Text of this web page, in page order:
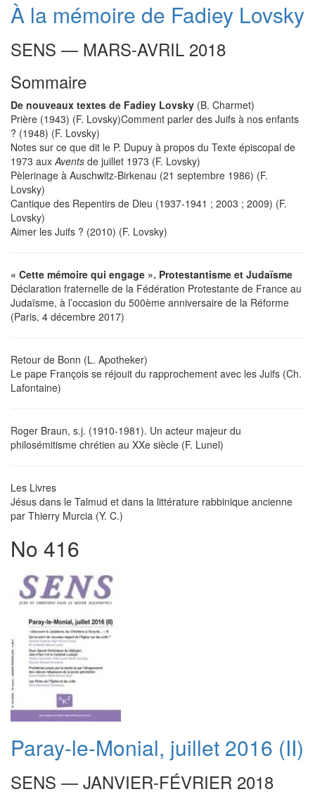
À la mémoire de Fadiey Lovsky
SENS — MARS-AVRIL 2018
Sommaire
De nouveaux textes de Fadiey Lovsky (B. Charmet)
Prière (1943) (F. Lovsky)Comment parler des Juifs à nos enfants
? (1948) (F. Lovsky)
Notes sur ce que dit le P. Dupuy à propos du Texte épiscopal de
1973 auxAvents de juillet 1973 (F. Lovsky)
Pèlerinage à Auschwitz-Birkenau (21 septembre 1986) (F.
Lovsky)
Cantique des Repentirs de Dieu (1937-1941 ; 2003 ; 2009) (F.
Lovsky)
Aimer les Juifs ? (2010) (F. Lovsky)
« Cette mémoire qui engage ». Protestantisme et Judaïsme
Déclaration fraternelle de la Fédération Protestante de France au
Judaïsme, à l’occasion du 500ème anniversaire de la Réforme
(Paris, 4 décembre 2017)
Retour de Bonn (L. Apotheker)
Le pape François se réjouit du rapprochement avec les Juifs (Ch.
Lafontaine)
Roger Braun, s.j. (1910-1981). Un acteur majeur du
philosémitisme chrétien au XXe siècle (F. Lunel)
Les Livres
Jésus dans le Talmud et dans la littérature rabbinique ancienne
par Thierry Murcia (Y. C.)
No 416
Paray-le-Monial, juillet 2016 (II)
SENS — JANVIER-FÉVRIER 2018